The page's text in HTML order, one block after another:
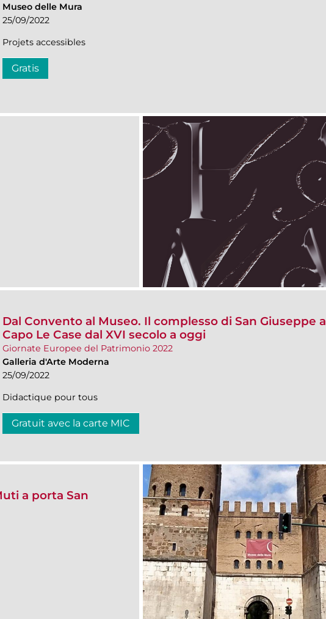
Museo delle Mura
25/09/2022
Projets accessibles
Gratis
Dal Convento al Museo. Il complesso di San Giuseppe a
Capo Le Case dal XVI secolo a oggi
Giornate Europee del Patrimonio 2022
Galleria d'Arte Moderna
25/09/2022
Didactique pour tous
Gratuit avec la carte MIC
a porta San